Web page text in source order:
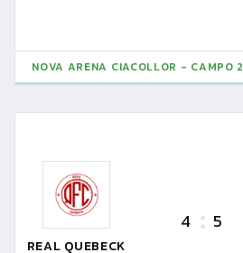
NOVA ARENA CIACOLLOR - CAMPO 2
REAL QUEBECK
4 5